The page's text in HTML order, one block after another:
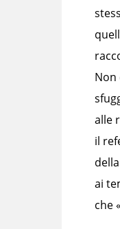
Non
alle
il
ai
che